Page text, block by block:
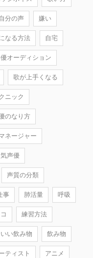
分の声 嫌い
なる方法 自宅
オーディション
歌が上手くなる
ニック
のなり方
ネージャー
気声優
声質の分類
事 肺活量 呼吸
練習方法
い飲み物 飲み物
ティスト アニメ